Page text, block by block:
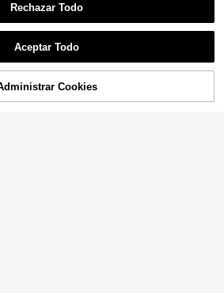
AÑADIR A LA BOLSA
Rechazar Todo
Aceptar Todo
Cookies